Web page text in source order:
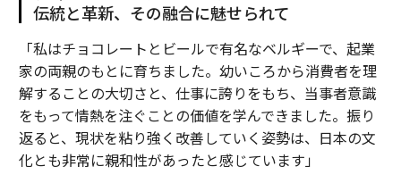
伝統と革新、その融合に魅せられて
「私はチョコレートとビールで有名なベルギーで、起業
家の両親のもとに育ちました。幼いころから消費者を理
解することの大切さと、仕事に誇りをもち、当事者意識
をもって情熱を注ぐことの価値を学んできました。振り
返ると、現状を粘り強く改善していく姿勢は、日本の文
化とも非常に親和性があったと感じています」